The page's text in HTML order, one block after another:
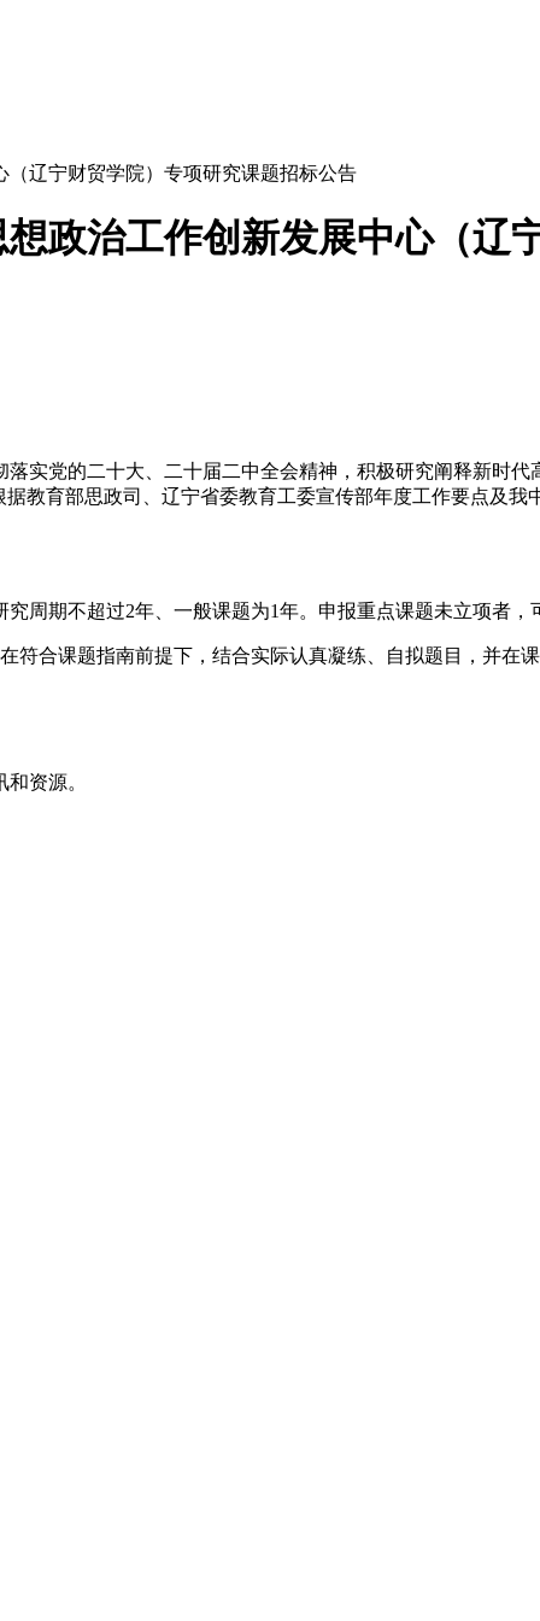
辽宁财贸学院）专项研究课题招标公告
政治工作创新发展中心（辽
实党的二十大、二十届二中全会精神，积极研究阐释新时
教育部思政司、辽宁省委教育工委宣传部年度工作要点及
周期不超过2年、一般课题为1年。申报重点课题未立项者，
符合课题指南前提下，结合实际认真凝练、自拟题目，并在
资源。